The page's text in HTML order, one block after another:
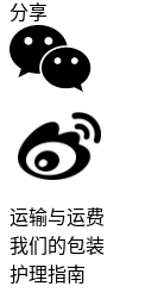
分享
运输与运费
我们的包装
护理指南